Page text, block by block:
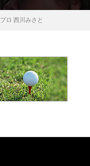
ロ 西川みさと